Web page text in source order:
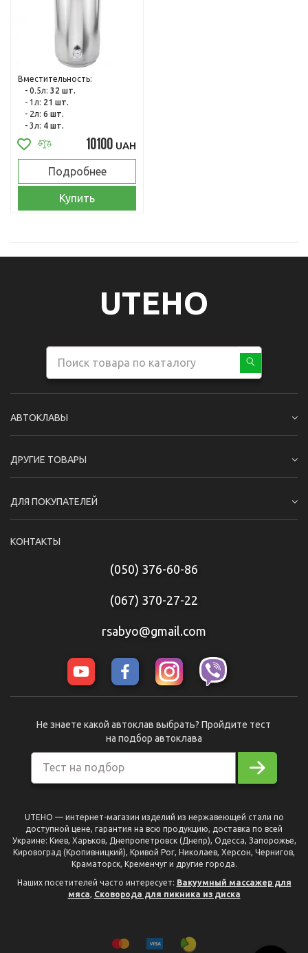
Вместительность:
- 0.5л: 32 шт.
- 1л: 21 шт.
- 2л: 6 шт.
- 3л: 4 шт.
10100 UAH
Подробнее
Купить
UTEHO
АВТОКЛАВЫ
ДРУГИЕ ТОВАРЫ
ДЛЯ ПОКУПАТЕЛЕЙ
КОНТАКТЫ
(050) 376-60-86
(067) 370-27-22
rsabyo@gmail.com
Тест на подбор
Не знаете какой автоклав выбрать? Пройдите тест
на подбор автоклава
UTEHO — интернет-магазин изделий из нержавеющей стали по
доступной цене, гарантия на всю продукцию, доставка по всей
Украине: Киев, Харьков, Днепропетровск (Днепр), Одесса, Запорожье,
Кировоград (Кропивницкий), Кривой Рог, Николаев, Херсон, Чернигов,
Краматорск, Кременчуг и другие города.
Наших посетителей часто интересует: Вакуумный массажер для
мяса, Сковорода для пикника из диска